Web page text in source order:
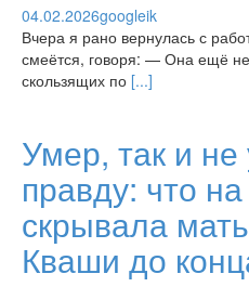
04.02.2026googleik
Вчера я рано вернулась с
смеётся, говоря: — Она ещё не
скользящих по [...]
Умер, так и
правду: что
скрывала
Кваши до